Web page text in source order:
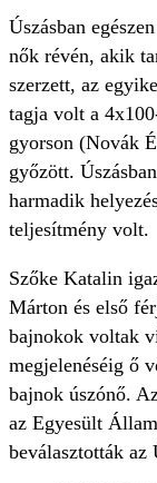
Úszásban
nők révén, akik
szerzett, az
tagja volt a
gyorson (Novák
győzött.
harmadik
teljesítmény volt.
Szőke Katalin
Márton és első
bajnokok voltak
megjelenéséig ő
bajnok úszónő.
az Egyesült
beválasztották az